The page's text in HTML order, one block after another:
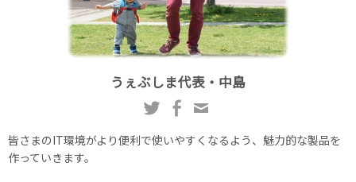
うぇぶしま代表・中島
皆さまのIT環境がより便利で使いやすくなるよう、魅力的な製品を
作っていきます。